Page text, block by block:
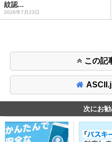
紋認...
2026年7月23日
この記
次にお